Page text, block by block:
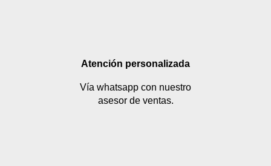
Atención personalizada
Vía whatsapp con nuestro
asesor de ventas.